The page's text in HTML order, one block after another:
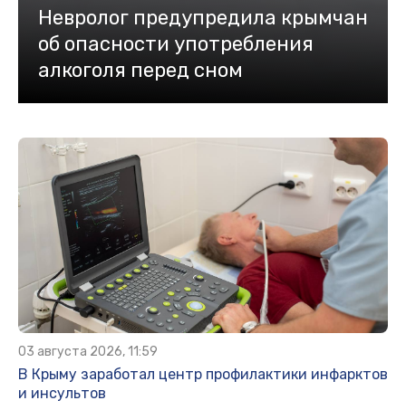
Невролог предупредила крымчан
об опасности употребления
алкоголя перед сном
03 августа 2026, 11:59
В Крыму заработал центр профилактики инфарктов
и инсультов